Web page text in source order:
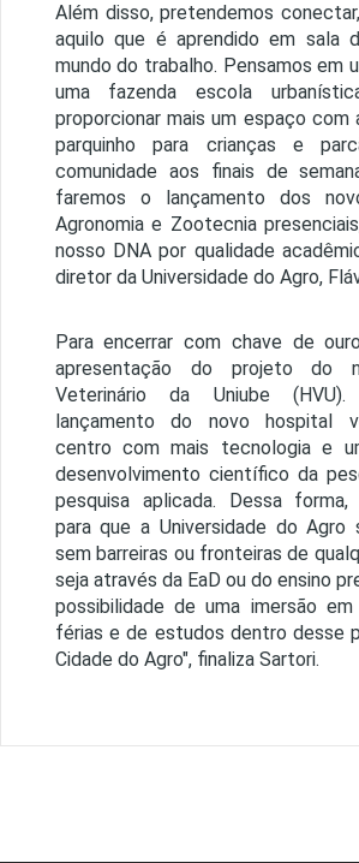
Além disso, pretendemos
aquilo que é aprendido em sala
mundo do trabalho. Pensamos em
uma fazenda escola
proporcionar mais um espaço com
parquinho para crianças e
comunidade aos finais de
faremos o lançamento dos
Agronomia e Zootecnia
nosso DNA por qualidade
diretor da Universidade do Agro,
Para encerrar com chave de
apresentação do projeto do
Veterinário da Uniube
lançamento do novo hospital
centro com mais tecnologia e
desenvolvimento científico da
pesquisa aplicada. Dessa forma,
para que a Universidade do Agro
sem barreiras ou fronteiras de
seja através da EaD ou do ensino
possibilidade de uma imersão
férias e de estudos dentro desse
Cidade do Agro", finaliza Sartori.